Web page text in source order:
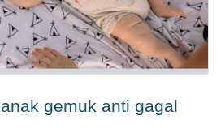
gemuk anti gagal